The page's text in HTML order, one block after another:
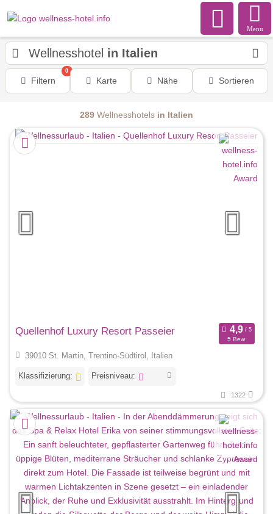
Menu
Wellnesshotel in Italien
Filtern
0
Karte Nähe Sortieren
289 Wellnesshotels in Italien
Quellenhof Luxury Resort Passeier
5 Bew.
39010 St. Martin, Trentino-Südtirol, Italien
Klassifizierung: Preisniveau:
1322